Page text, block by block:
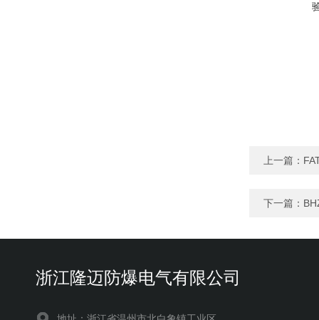
上一篇：
下一篇：
浙江隆迈防爆电气有限公司